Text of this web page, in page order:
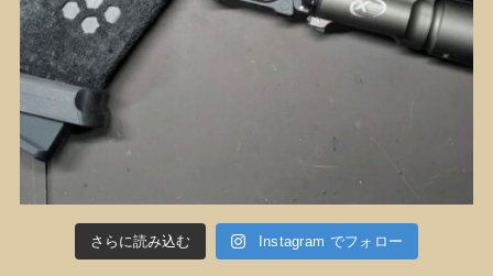
さらに読み込む Instagram でフォロー